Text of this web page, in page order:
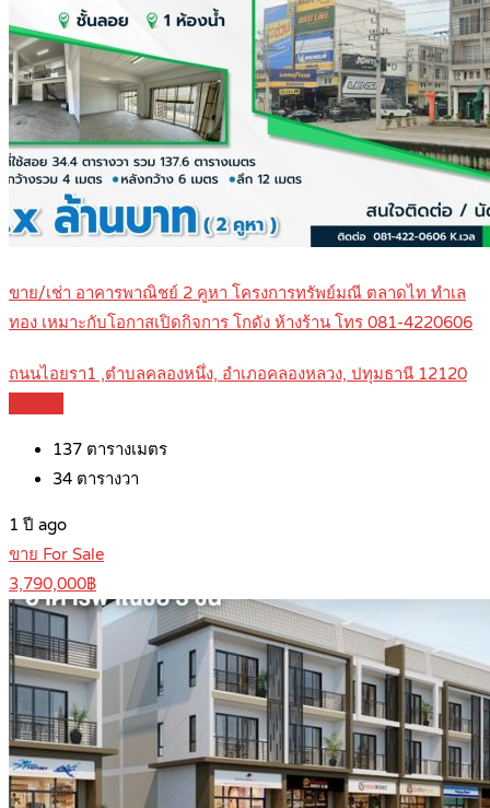
ขาย/เช่า อาคารพาณิชย์ 2 คูหา โครงการทรัพย์มณี ตลาดไท ทำเล
ทอง เหมาะกับโอกาสเปิดกิจการ โกดัง ห้างร้าน โทร 081-4220606
ถนนไอยรา1 ,ตำบลคลองหนึ่ง, อำเภอคลองหลวง, ปทุมธานี 12120
137 ตารางเมตร
34 ตารางวา
1 ปี ago
ขาย For Sale
3,790,000฿